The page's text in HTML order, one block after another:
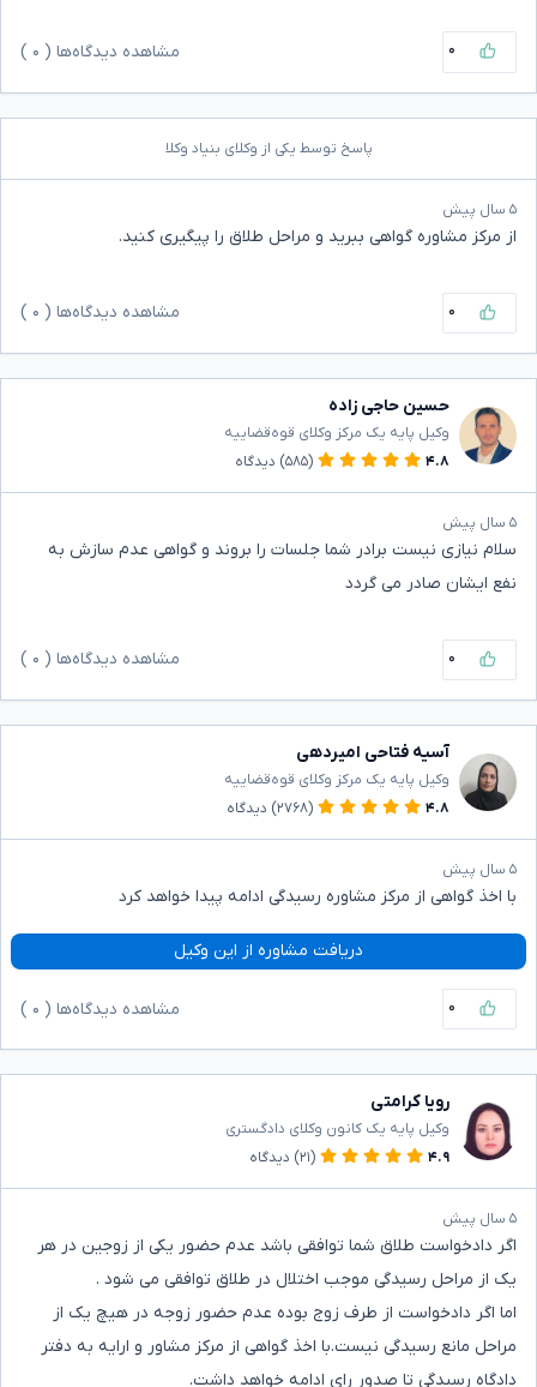
۰ مشاهده دیدگاه‌ها ( ۰
پاسخ توسط یکی از وکلای بنیاد وکلا
۵ سال پیش
از مرکز مشاوره گواهی ببرید و مراحل طلاق را پیگیری کنید.
۰ مشاهده دیدگاه‌ها ( ۰
حسین حاجی زاده
وکیل پایه یک مرکز وکلای قوه‌قضاییه
۴.۸
(۵۸۵) دیدگاه
۵ سال پیش
سلام نیازی نیست برادر شما جلسات را بروند و گواهی عدم سازش به
نفع ایشان صادر می گردد
۰ مشاهده دیدگاه‌ها ( ۰
آسیه فتاحی امیردهی
وکیل پایه یک مرکز وکلای قوه‌قضاییه
۴.۸
(۲۷۶۸) دیدگاه
۵ سال پیش
با اخذ گواهی از مرکز مشاوره رسیدگی ادامه پیدا خواهد کرد
دریافت مشاوره از این وکیل
۰ مشاهده دیدگاه‌ها ( ۰
رویا کرامتی
وکیل پایه یک کانون وکلای دادگستری
۴.۹
(۲۱) دیدگاه
۵ سال پیش
اگر دادخواست طلاق شما توافقی باشد عدم حضور یکی از زوجین در هر
یک از مراحل رسیدگی موجب اختلال در طلاق توافقی می شود .
اما اگر دادخواست از طرف زوج بوده عدم حضور زوجه در هیچ یک از
مراحل مانع رسیدگی نیست.با اخذ گواهی از مرکز مشاور و ارایه به دفتر
دادگاه رسیدگی تا صدور رای ادامه خواهد داشت.